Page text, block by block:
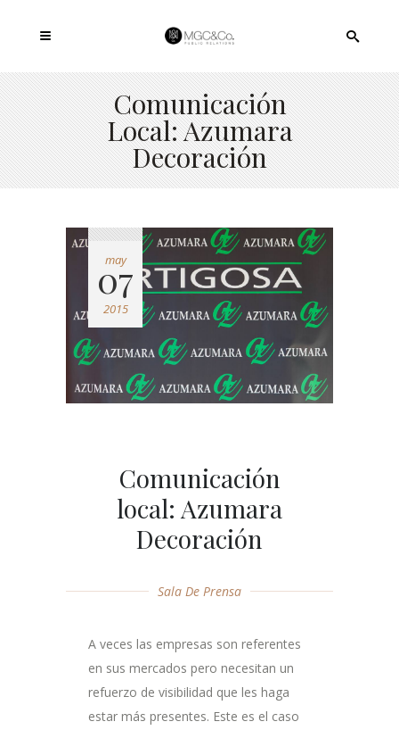
Comunicación
Local: Azumara
Decoración
may
07
2015
Comunicación
local: Azumara
Decoración
Sala De Prensa
A veces las empresas son referentes
en sus mercados pero necesitan un
refuerzo de visibilidad que les haga
estar más presentes. Este es el caso